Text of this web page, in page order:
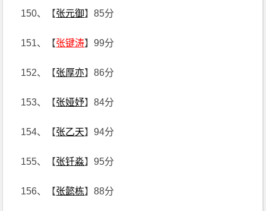
150、【张元御】85分
151、【张键涛】99分
152、【张厚亦】86分
153、【张娅妤】84分
154、【张乙天】94分
155、【张钎淼】95分
156、【张懿栋】88分